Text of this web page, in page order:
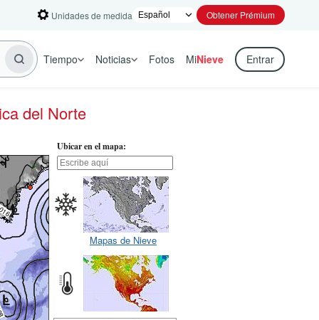
Unidades de medida Obtener Prémium
Tiempo Noticias Fotos MiNieve Entrar
del Norte
Ubicar en el mapa:
Mapas de Nieve